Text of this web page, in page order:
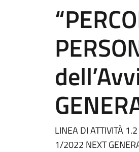
LINEA DI ATTIVITÀ
1/2022 NEXT